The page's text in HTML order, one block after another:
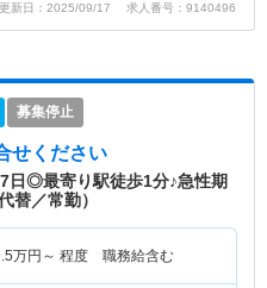
更新日：2025/09/17 求人番号：9140496
募集停止
ください
日◎最寄り駅徒歩1分♪急性期
替／常勤）
万円～ 程度 職務給含む